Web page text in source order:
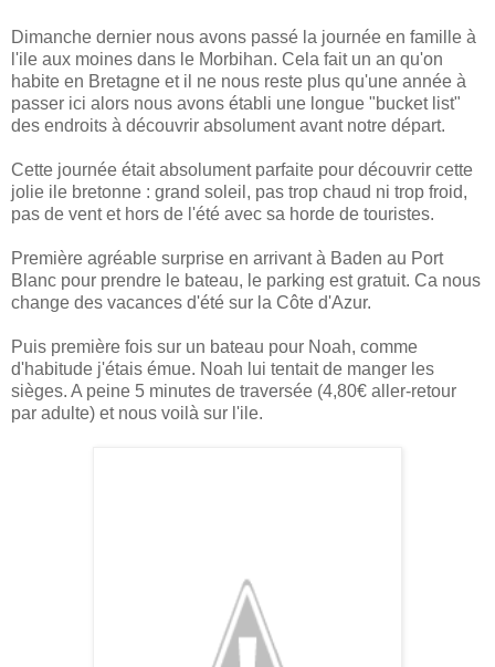
Dimanche dernier nous avons passé la journée en famille à
l'ile aux moines dans le Morbihan. Cela fait un an qu'on
habite en Bretagne et il ne nous reste plus qu'une année à
passer ici alors nous avons établi une longue "bucket list"
des endroits à découvrir absolument avant notre départ.
Cette journée était absolument parfaite pour découvrir cette
jolie ile bretonne : grand soleil, pas trop chaud ni trop froid,
pas de vent et hors de l'été avec sa horde de touristes.
Première agréable surprise en arrivant à Baden au Port
Blanc pour prendre le bateau, le parking est gratuit. Ca nous
change des vacances d'été sur la Côte d'Azur.
Puis première fois sur un bateau pour Noah, comme
d'habitude j'étais émue. Noah lui tentait de manger les
sièges. A peine 5 minutes de traversée (4,80€ aller-retour
par adulte) et nous voilà sur l'ile.